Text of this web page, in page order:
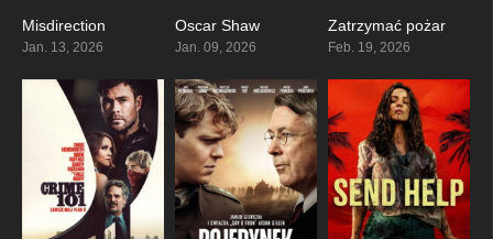
Misdirection
Jan. 13, 2026
Oscar Shaw
Jan. 09, 2026
Zatrzymać pożar
Feb. 19, 2026